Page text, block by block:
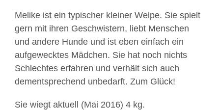
Melike ist ein typischer kleiner Welpe. Sie spielt
gern mit ihren Geschwistern, liebt Menschen
und andere Hunde und ist eben einfach ein
aufgewecktes Mädchen. Sie hat noch nichts
Schlechtes erfahren und verhält sich auch
dementsprechend unbedarft. Zum Glück!
Sie wiegt aktuell (Mai 2016) 4 kg.